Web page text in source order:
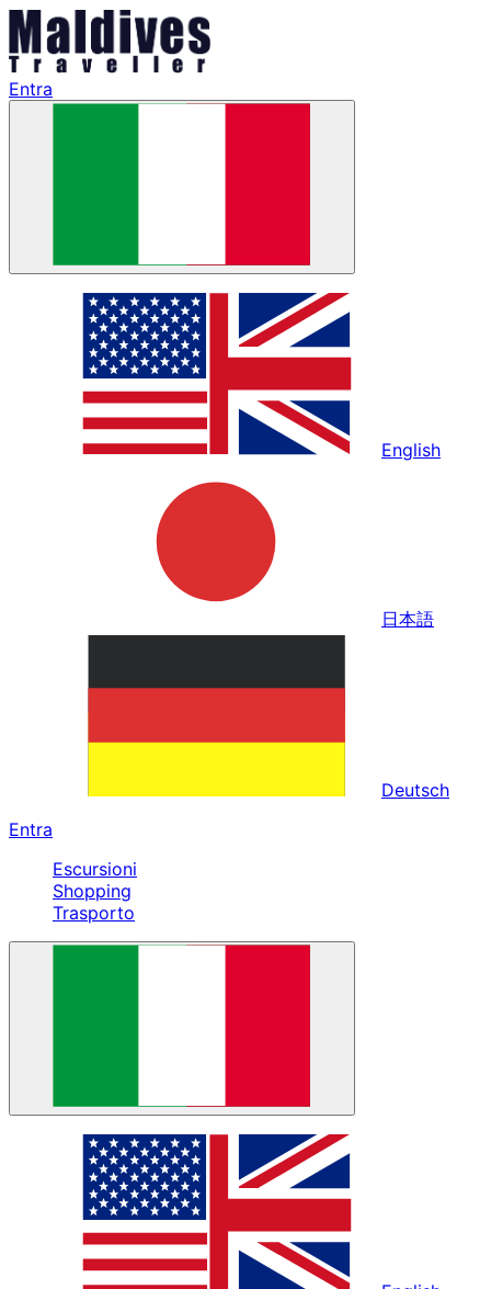
Entra
English
日本語
Deutsch
Entra
Escursioni
Shopping
Trasporto